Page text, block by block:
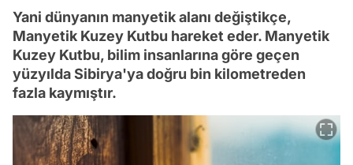
Yani dünyanın manyetik alanı değiştikçe,
Manyetik Kuzey Kutbu hareket eder. Manyetik
Kuzey Kutbu, bilim insanlarına göre geçen
yüzyılda Sibirya'ya doğru bin kilometreden
fazla kaymıştır.